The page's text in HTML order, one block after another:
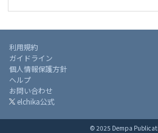
利用規約
ガイドライン
個人情報保護方針
ヘルプ
お問い合わせ
elchika公式
© 2025 Dempa